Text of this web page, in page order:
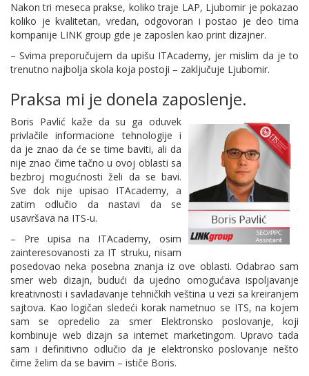
Nakon tri meseca prakse, koliko traje LAP, Ljubomir je pokazao
koliko je kvalitetan, vredan, odgovoran i postao je deo tima
kompanije LINK group gde je zaposlen kao print dizajner.
– Svima preporučujem da upišu ITAcademy, jer mislim da je to
trenutno najbolja skola koja postoji – zaključuje Ljubomir.
Praksa mi je donela zaposlenje.
Boris Pavlić kaže da su ga oduvek
privlačile informacione tehnologije i
da je znao da će se time baviti, ali da
nije znao čime tačno u ovoj oblasti sa
bezbroj mogućnosti želi da se bavi.
Sve dok nije upisao ITAcademy, a
zatim odlučio da nastavi da se
usavršava na ITS-u.
– Pre upisa na ITAcademy, osim
zainteresovanosti za IT struku, nisam
posedovao neka posebna znanja iz ove oblasti. Odabrao sam
smer web dizajn, budući da ujedno omogućava ispoljavanje
kreativnosti i savladavanje tehničkih veština u vezi sa kreiranjem
sajtova. Kao logičan sledeći korak nametnuo se ITS, na kojem
sam se opredelio za smer Elektronsko poslovanje, koji
kombinuje web dizajn sa internet marketingom. Upravo tada
sam i definitivno odlučio da je elektronsko poslovanje nešto
čime želim da se bavim – ističe Boris.